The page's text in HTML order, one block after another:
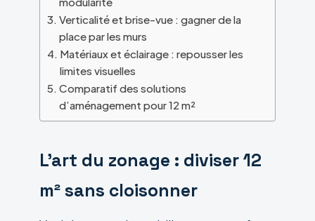
Verticalité et brise-vue : gagner de la
place par les murs
Matériaux et éclairage : repousser les
limites visuelles
Comparatif des solutions
d’aménagement pour 12 m²
L’art du zonage : diviser 12
m² sans cloisonner